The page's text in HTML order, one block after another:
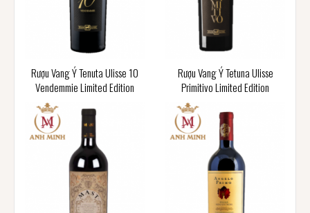
Rượu Vang Ý Tenuta Ulisse 10
Vendemmie Limited Edition
Rượu Vang Ý Tetuna Ulisse
Primitivo Limited Edition